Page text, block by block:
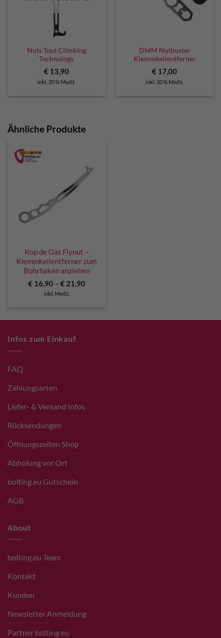
Nuts Tool Climbing
Technology
€ 13,90
inkl. 20 % MwSt.
DMM Nutbuster
Klemmkeilentferner
€ 17,00
inkl. 20 % MwSt.
Ähnliche Produkte
Kop de Gas Flynut –
Klemmkeilentferner zum
Bohrhaken anziehen
€16,90– €21,90
inkl. MwSt.
Infos zum Einkauf
FAQ
Zahlungsarten
Liefer- & Versand Infos
Rücksendungen
Öffnungszeiten Shop
Abholung vor Ort
bolting.eu Gutschein
AGB
About
bolting.eu Team
Kontakt
Kunden
Newsletter Anmeldung
Partner bolting.eu